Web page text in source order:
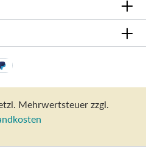
Mehrwertsteuer zzgl.